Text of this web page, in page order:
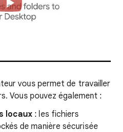
vous permet de travailler
Vous pouvez également :
locaux : les fichiers
de manière sécurisée